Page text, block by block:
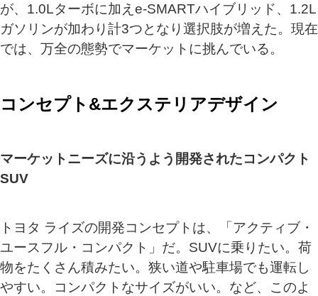
が、1.0Lターボに加えe‐SMARTハイブリッド、1.2L
ガソリンが加わり計3つとなり選択肢が増えた。現在
では、万全の態勢でマーケットに挑んでいる。
コンセプト&エクステリアデザイン
マーケットニーズに沿うよう開発されたコンパクト
SUV
トヨタ ライズの開発コンセプトは、「アクティブ・
ユースフル・コンパクト」だ。SUVに乗りたい。荷
物をたくさん積みたい。狭い道や駐車場でも運転し
やすい。コンパクトなサイズがいい。など、このよ